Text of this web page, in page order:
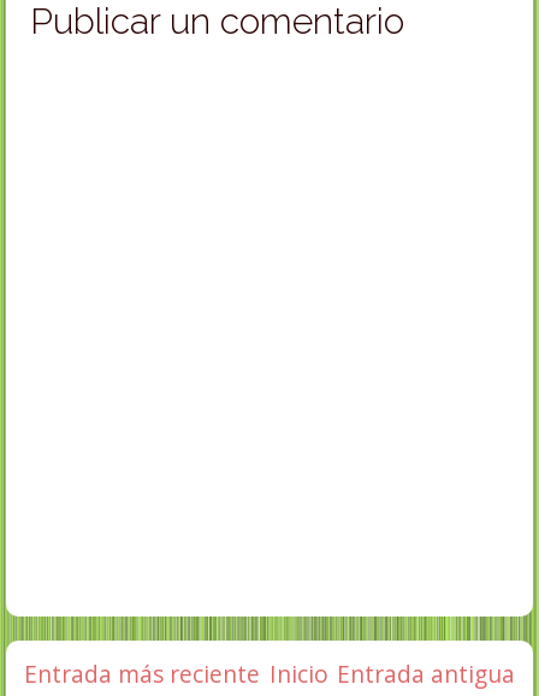
Publicar un comentario
Entrada más reciente Entrada antigua
Inicio